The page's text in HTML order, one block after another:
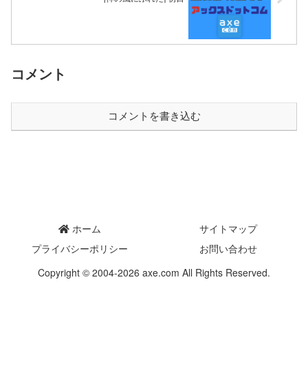
コメント
コメントを書き込む
ホーム
サイトマップ
プライバシーポリシー
お問い合わせ
Copyright © 2004-2026 axe.com All Rights Reserved.